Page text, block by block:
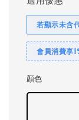
若顯示未含
會員消費享
顏色